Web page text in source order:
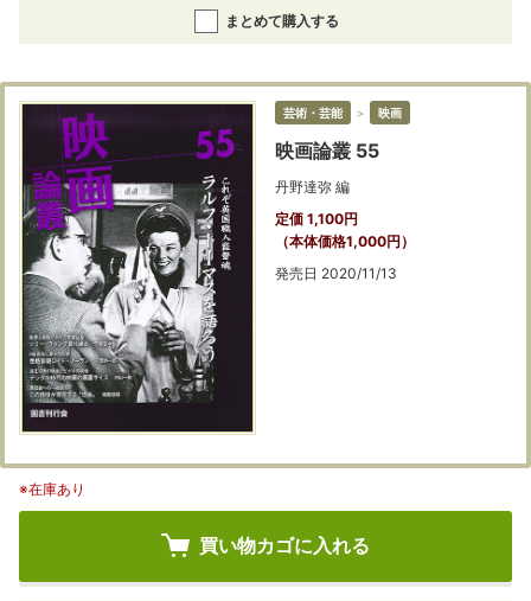
まとめて購入する
芸術・芸能 ＞ 映画
映画論叢 55
丹野達弥 編
定価 1,100円
（本体価格1,000円）
発売日 2020/11/13
※在庫あり
買い物カゴに入れる